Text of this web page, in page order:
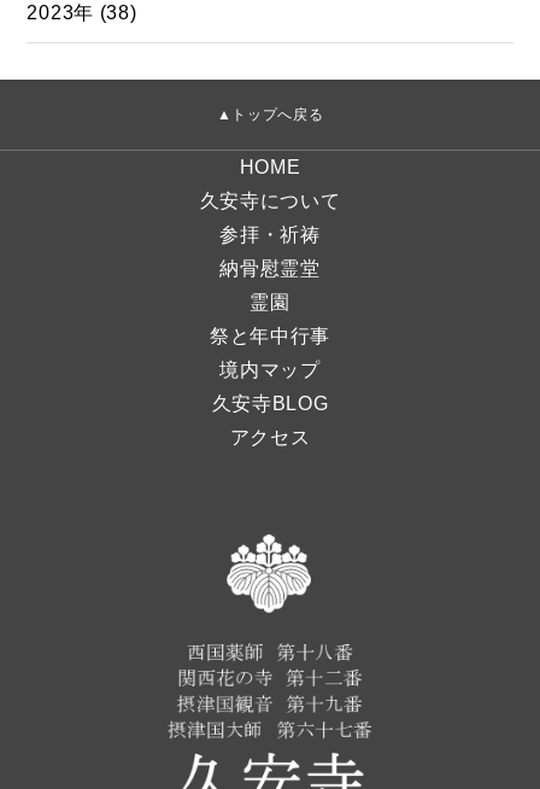
2023年 (38)
▲トップへ戻る
HOME
久安寺について
参拝・祈祷
納骨慰霊堂
霊園
祭と年中行事
境内マップ
久安寺BLOG
アクセス